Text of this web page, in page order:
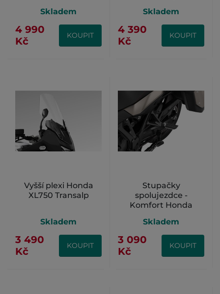
Skladem
4 990
Kč
KOUPIT
Skladem
4 390
Kč
KOUPIT
Vyšší plexi Honda
XL750 Transalp
Skladem
3 490
Kč
KOUPIT
Stupačky
spolujezdce -
Komfort Honda
NT1100/XL750
Skladem
3 090
Kč
KOUPIT